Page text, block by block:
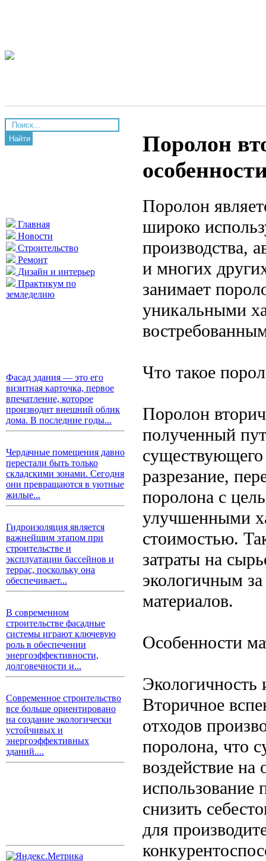
Найти
Главная
Новости
Строительство
Ремонт
Дизайн и интерьер
Практикум по
земледелию
Фасад здания — это его
визитная карточка, первое
впечатление, которое
производит внешний облик
дома. В последние годы...
Чердачные помещения давно
перестали быть только
складскими зонами. Сегодня
они превращаются в уютные
жилые...
Гидроизоляция является
важнейшим этапом при
строительстве и
эксплуатации бассейнов и
террас, поскольку она
обеспечивает...
В современном
строительстве фасадные
системы играют ключевую
роль в обеспечении
энергоэффективности,
долговечности и...
Современное строительство
все больше ориентировано
на создание экологически
устойчивых и
энергоэффективных
зданий....
Поролон
Поролон
широко
производства,
и многих
занимает
уникальными
Что такое
Поролон
полученный
существующего
разрезание,
поролона с
улучшенными
стоимостью.
затраты на
экологичным
материалов.
Особенности
Экологичность
Вторичное
отходов
поролона, что
воздействие
использование
снизить
для